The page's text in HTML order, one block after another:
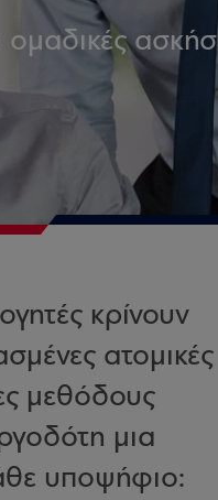
κρίνουν
ατομικές
μεθόδους
μια
υποψήφιο: